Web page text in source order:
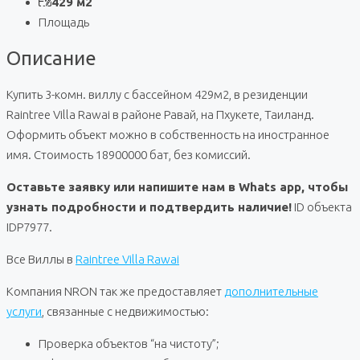
Площадь
Описание
Купить 3-комн. виллу с бассейном 429м2, в резиденции
Raintree Villa Rawai в районе Равай, на Пхукете, Таиланд.
Оформить объект можно в собственность на иностранное
имя. Стоимость 18900000 бат, без комиссий.
Оставьте заявку или напишите нам в Whats app, чтобы
узнать подробности и подтвердить наличие! ID объекта
IDP7977.
Все Виллы в Raintree Villa Rawai
Компания NRON так же предоставляет дополнительные
услуги , связанные с недвижимостью:
Проверка объектов “на чистоту”;